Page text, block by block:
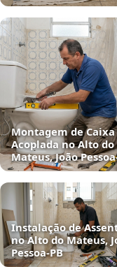
Montagem de Caixa
Acoplada no Alto do
Mateus, João
Instalação de
no Alto do Mateus,
Pessoa‑PB